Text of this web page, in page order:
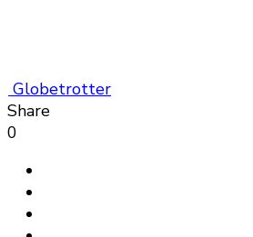
Globetrotter
Share
0